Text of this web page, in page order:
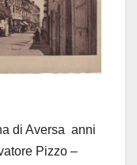
di Aversa anni
Pizzo –